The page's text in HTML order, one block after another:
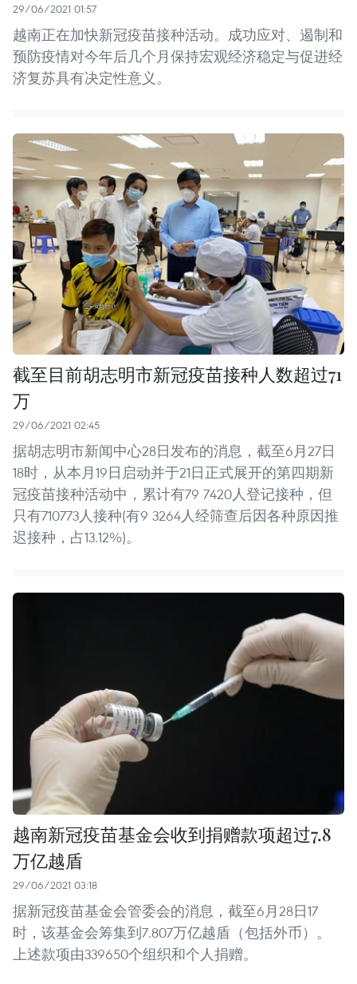
29/06/2021 01:57
越南正在加快新冠疫苗接种活动。成功应对、遏制和
预防疫情对今年后几个月保持宏观经济稳定与促进经
济复苏具有决定性意义。
截至目前胡志明市新冠疫苗接种人数超过71
万
29/06/2021 02:45
据胡志明市新闻中心28日发布的消息，截至6月27日
18时，从本月19日启动并于21日正式展开的第四期新
冠疫苗接种活动中，累计有79 7420人登记接种，但
只有710773人接种(有9 3264人经筛查后因各种原因推
迟接种，占13.12%)。
越南新冠疫苗基金会收到捐赠款项超过7.8
万亿越盾
29/06/2021 03:18
据新冠疫苗基金会管委会的消息，截至6月28日17
时，该基金会筹集到7.807万亿越盾（包括外币）。
上述款项由339650个组织和个人捐赠。